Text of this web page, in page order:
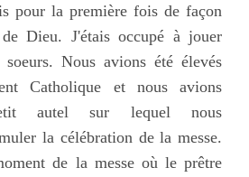
pour la première fois de façon
Dieu. J'étais occupé à jouer
Nous avions été élevés
Catholique et nous avions
autel sur lequel nous
la célébration de la messe.
de la messe où le prêtre